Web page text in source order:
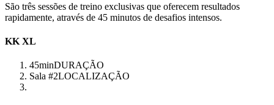
São três sessões de treino exclusivas que oferecem resultados
rapidamente, através de 45 minutos de desafios intensos.
KK XL
45minDURAÇÃO
Sala #2LOCALIZAÇÃO